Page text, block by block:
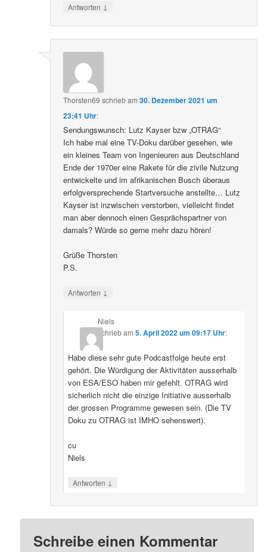
Antworten ↓
Thorsten69 schriebam30. Dezember 2021 um
23:41 Uhr:
Sendungswunsch: Lutz Kayser bzw „OTRAG“
Ich habe mal eine TV-Doku darüber gesehen, wie
ein kleines Team von Ingenieuren aus Deutschland
Ende der 1970er eine Rakete für die zivile Nutzung
entwickelte und im afrikanischen Busch überaus
erfolgversprechende Startversuche anstellte… Lutz
Kayser ist inzwischen verstorben, vielleicht findet
man aber dennoch einen Gesprächspartner von
damals? Würde so gerne mehr dazu hören!
Grüße Thorsten
P.S.
Antworten ↓
Niels
schriebam 5. April 2022 um 09:17 Uhr:
Habe diese sehr gute Podcastfolge heute erst
gehört. Die Würdigung der Aktivitäten ausserhalb
von ESA/ESO haben mir gefehlt. OTRAG wird
sicherlich nicht die einzige Initiative ausserhalb
der grossen Programme gewesen sein. (Die TV
Doku zu OTRAG ist IMHO sehenswert).
cu
Niels
Antworten ↓
Schreibe einen Kommentar